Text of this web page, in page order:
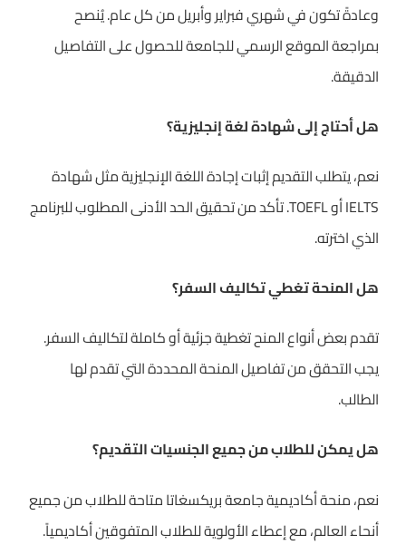
وعادةً تكون في شهري فبراير وأبريل من كل عام. يُنصح
بمراجعة الموقع الرسمي للجامعة للحصول على التفاصيل
الدقيقة.
هل أحتاج إلى شهادة لغة إنجليزية؟
نعم، يتطلب التقديم إثبات إجادة اللغة الإنجليزية مثل شهادة
IELTS أو TOEFL. تأكد من تحقيق الحد الأدنى المطلوب للبرنامج
الذي اخترته.
هل المنحة تغطي تكاليف السفر؟
تقدم بعض أنواع المنح تغطية جزئية أو كاملة لتكاليف السفر.
يجب التحقق من تفاصيل المنحة المحددة التي تقدم لها
الطالب.
هل يمكن للطلاب من جميع الجنسيات التقديم؟
نعم، منحة أكاديمية جامعة بريكسغاتا متاحة للطلاب من جميع
أنحاء العالم، مع إعطاء الأولوية للطلاب المتفوقين أكاديمياً.